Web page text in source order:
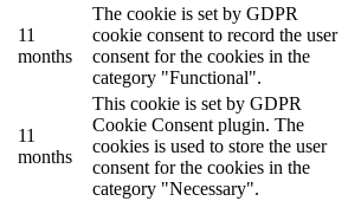
11
months
The cookie is set by GDPR
cookie consent to record the user
consent for the cookies in the
category "Functional".
11
months
This cookie is set by GDPR
Cookie Consent plugin. The
cookies is used to store the user
consent for the cookies in the
category "Necessary".